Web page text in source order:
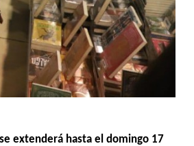
se extenderá hasta el domingo 17